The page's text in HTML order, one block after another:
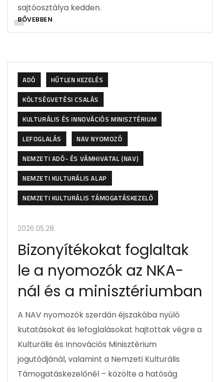
sajtóosztálya kedden.
BŐVEBBEN
ADÓ
HŰTLEN KEZELÉS
KÖLTSÉGVETÉSI CSALÁS
KULTURÁLIS ÉS INNOVÁCIÓS MINISZTÉRIUM
LEFOGLALÁS
NAV NYOMOZÓ
NEMZETI ADÓ- ÉS VÁMHIVATAL (NAV)
NEMZETI KULTURÁLIS ALAP
NEMZETI KULTURÁLIS TÁMOGATÁSKEZELŐ
2026.05.28.
Bizonyítékokat foglaltak
le a nyomozók az NKA-
nál és a minisztériumban
A NAV nyomozók szerdán éjszakába nyúló
kutatásokat és lefoglalásokat hajtottak végre a
Kulturális és Innovációs Minisztérium
jogutódjánál, valamint a Nemzeti Kulturális
Támogatáskezelőnél – közölte a hatóság